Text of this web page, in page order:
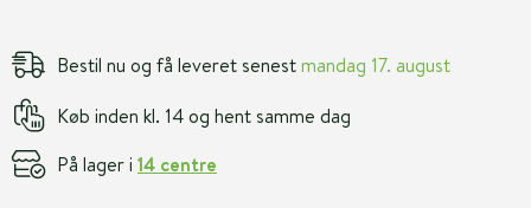
Bestil nu og få leveret senestmandag 17. august
Køb inden kl. 14 og hent samme dag
På lager i 14 centre